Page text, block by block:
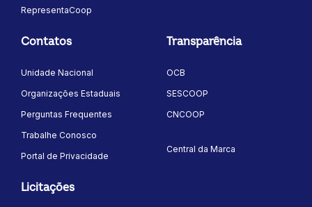
RepresentaCoop
Contatos
Unidade Nacional
Organizações Estaduais
Perguntas Frequentes
Trabalhe Conosco
Portal de Privacidade
Transparência
OCB
SESCOOP
CNCOOP
Central da Marca
Licitações